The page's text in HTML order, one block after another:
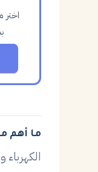
ما أهم
الكهرباء